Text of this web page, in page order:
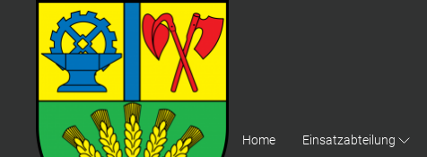
Home Einsatzabteilung